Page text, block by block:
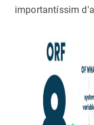
importantíssim